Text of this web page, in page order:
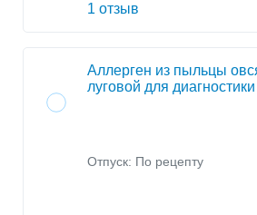
1 отзыв
Аллерген из пыльцы
луговой для
Отпуск: По рецепту